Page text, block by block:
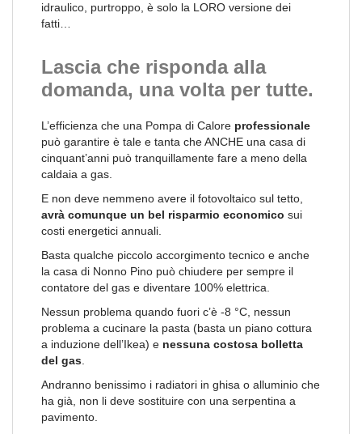
idraulico, purtroppo, è solo la LORO versione dei
fatti…
Lascia che risponda alla
domanda, una volta per tutte.
L’efficienza che una Pompa di Calore professionale
può garantire è tale e tanta che ANCHE una casa di
cinquant’anni può tranquillamente fare a meno della
caldaia a gas.
E non deve nemmeno avere il fotovoltaico sul tetto,
avrà comunque un bel risparmio economico sui
costi energetici annuali.
Basta qualche piccolo accorgimento tecnico e anche
la casa di Nonno Pino può chiudere per sempre il
contatore del gas e diventare 100% elettrica.
Nessun problema quando fuori c’è -8 °C, nessun
problema a cucinare la pasta (basta un piano cottura
a induzione dell’Ikea) e nessuna costosa bolletta
del gas
Andranno benissimo i radiatori in ghisa o alluminio che
ha già, non li deve sostituire con una serpentina a
pavimento.